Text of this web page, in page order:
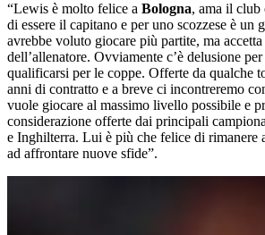
“Lewis è molto felice a Bologna, ama il club
di essere il capitano e per uno scozzese è un
avrebbe voluto giocare più partite, ma
dell’allenatore. Ovviamente c’è delusione
qualificarsi per le coppe. Offerte da qualche
anni di contratto e a breve ci incontreremo
vuole giocare al massimo livello possibile e
considerazione offerte dai principali
e Inghilterra. Lui è più che felice di rimanere
ad affrontare nuove sfide”.